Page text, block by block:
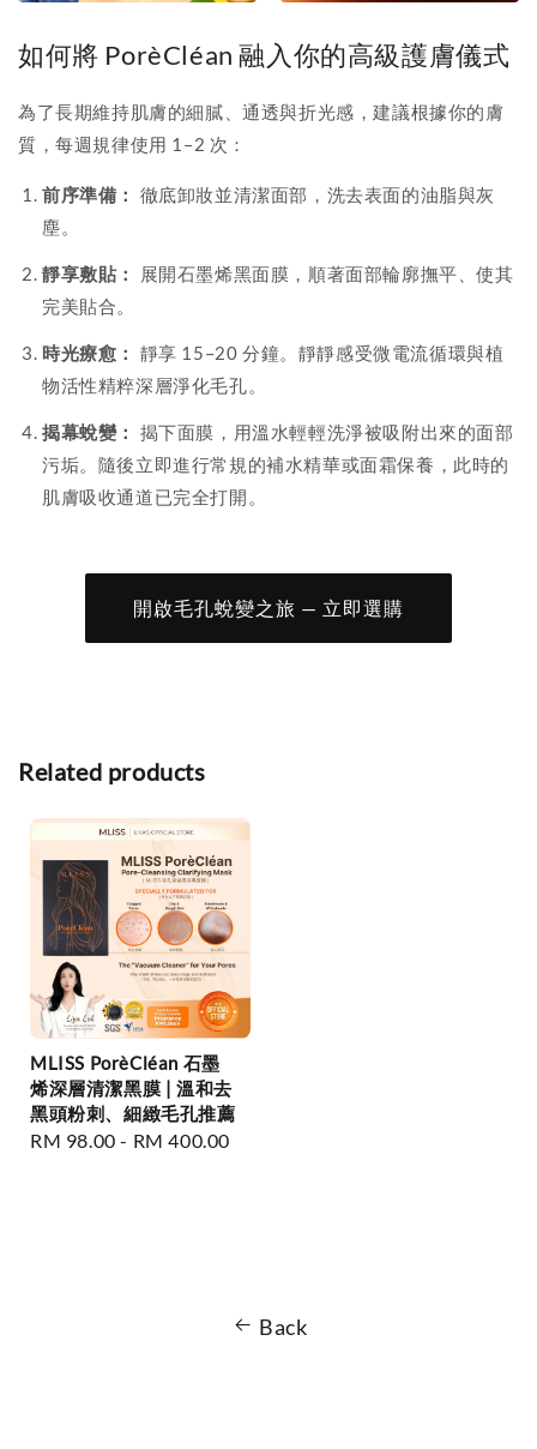
如何將 PorèCléan 融入你的高級護膚儀式
為了長期維持肌膚的細膩、通透與折光感，建議根據你的膚
質，每週規律使用 1–2 次：
前序準備：
徹底卸妝並清潔面部，洗去表面的油脂與灰
塵。
靜享敷貼：
展開石墨烯黑面膜，順著面部輪廓撫平、使其
完美貼合。
時光療愈：
靜享 15–20 分鐘。靜靜感受微電流循環與植
物活性精粹深層淨化毛孔。
揭幕蛻變：
揭下面膜，用溫水輕輕洗淨被吸附出來的面部
污垢。隨後立即進行常規的補水精華或面霜保養，此時的
肌膚吸收通道已完全打開。
開啟毛孔蛻變之旅 — 立即選購
Related products
MLISS PorèCléan 石墨
烯深層清潔黑膜 | 溫和去
黑頭粉刺、細緻毛孔推薦
Regular
RM 98.00 - RM 400.00
Back